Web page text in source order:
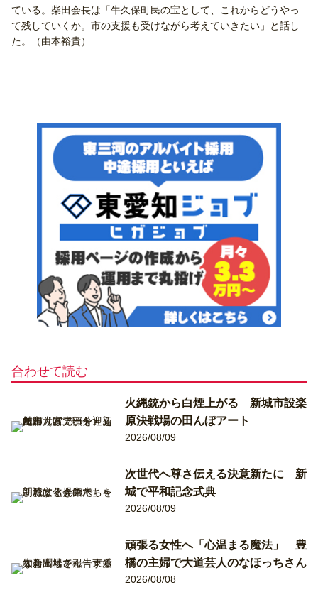
ている。柴田会長は「牛久保町民の宝として、これからどうやっ
て残していくか。市の支援も受けながら考えていきたい」と話し
た。（由本裕貴）
合わせて読む
火縄銃から白煙上がる 新城市設楽
原決戦場の田んぼアート
2026/08/09
次世代へ尊さ伝える決意新たに 新
城で平和記念式典
2026/08/09
頑張る女性へ「心温まる魔法」 豊
橋の主婦で大道芸人のなほっちさん
2026/08/08